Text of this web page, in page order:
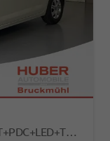
1.0 MPI SITZHEIZUNG+APPCONNECT+PDC+LED+TOUCH+LICHTSENSOR+MULTILENKRAD